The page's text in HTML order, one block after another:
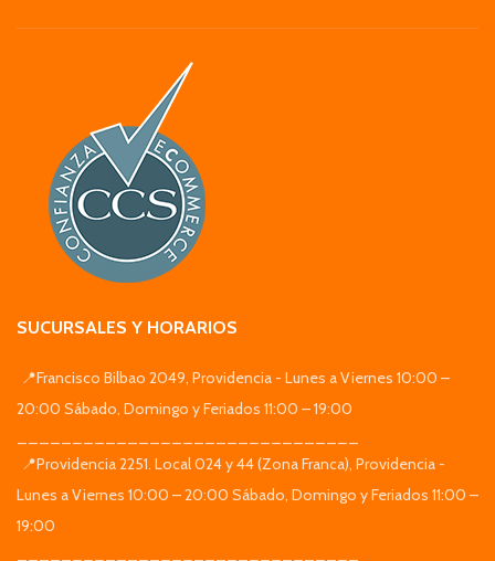
SUCURSALES Y HORARIOS
📍Francisco Bilbao 2049, Providencia - Lunes a Viernes 10:00 –
20:00 Sábado, Domingo y Feriados 11:00 – 19:00
📍Providencia 2251. Local 024 y 44 (Zona Franca), Providencia -
Lunes a Viernes 10:00 – 20:00 Sábado, Domingo y Feriados 11:00 –
19:00